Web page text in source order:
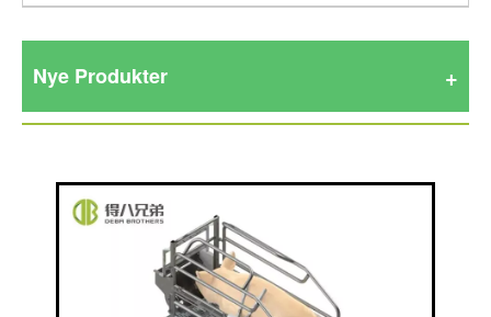
Nye Produkter